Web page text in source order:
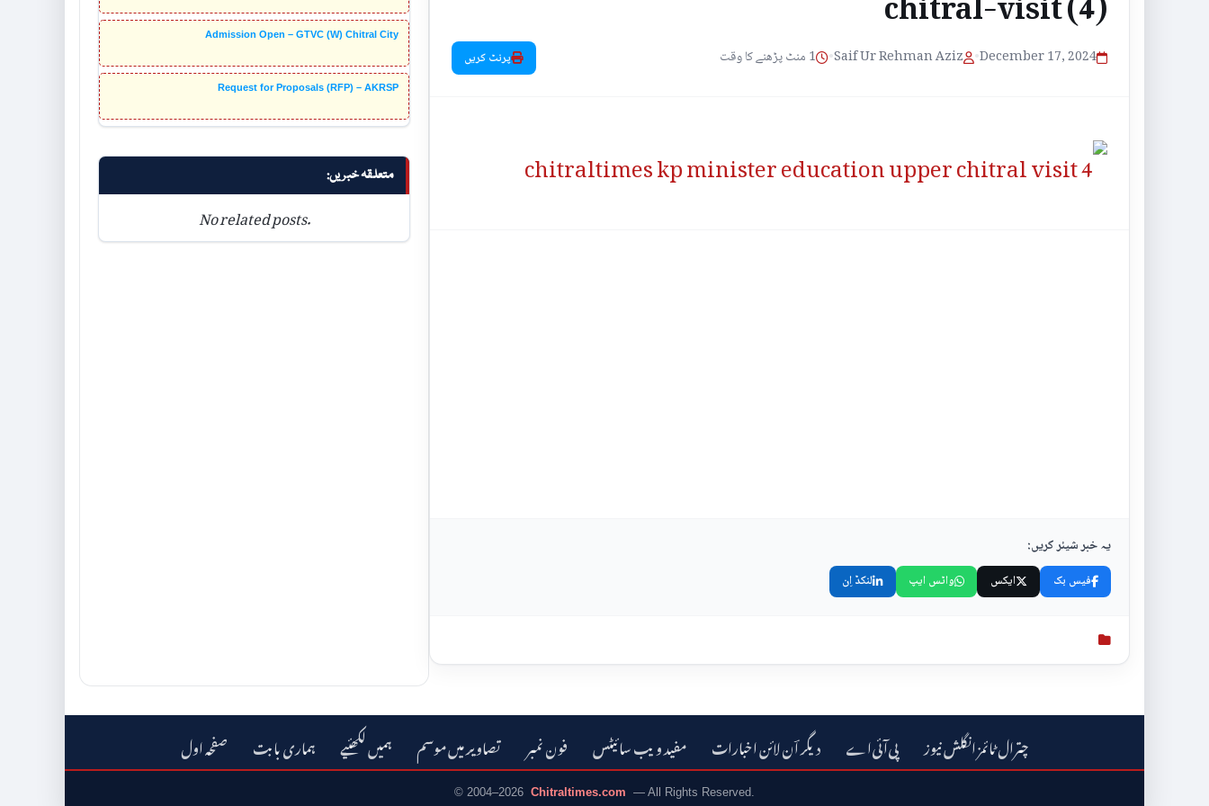
Admission Open – GTVC (W) Chitral City
Request for Proposals (RFP) – AKRSP
متعلقہ خبریں:
No related posts.
December 17, 2024
•
Saif Ur Rehman Aziz
• 1 منٹ پڑھنے کا وقت پرنٹ کریں
یہ خبر شیئر کریں:
فیس بک ایکس واٹس ایپ لنکڈ اِن
صفحہ اول ہماری بابت ہمیں لکھئیے تصاویر میں موسم فون نمبر مفید ویب سائیٹس دیگر اؔن لائن اخبارات پی‌آئی‌اے‎ چترال ٹائمز انگلش نیوز
© 2004–2026 Chitraltimes.com — All Rights Reserved.